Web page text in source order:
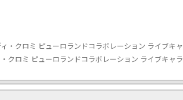
・クロミ ピューロランドコラボレーション ライブキ
クロミ ピューロランドコラボレーション ライブキャ